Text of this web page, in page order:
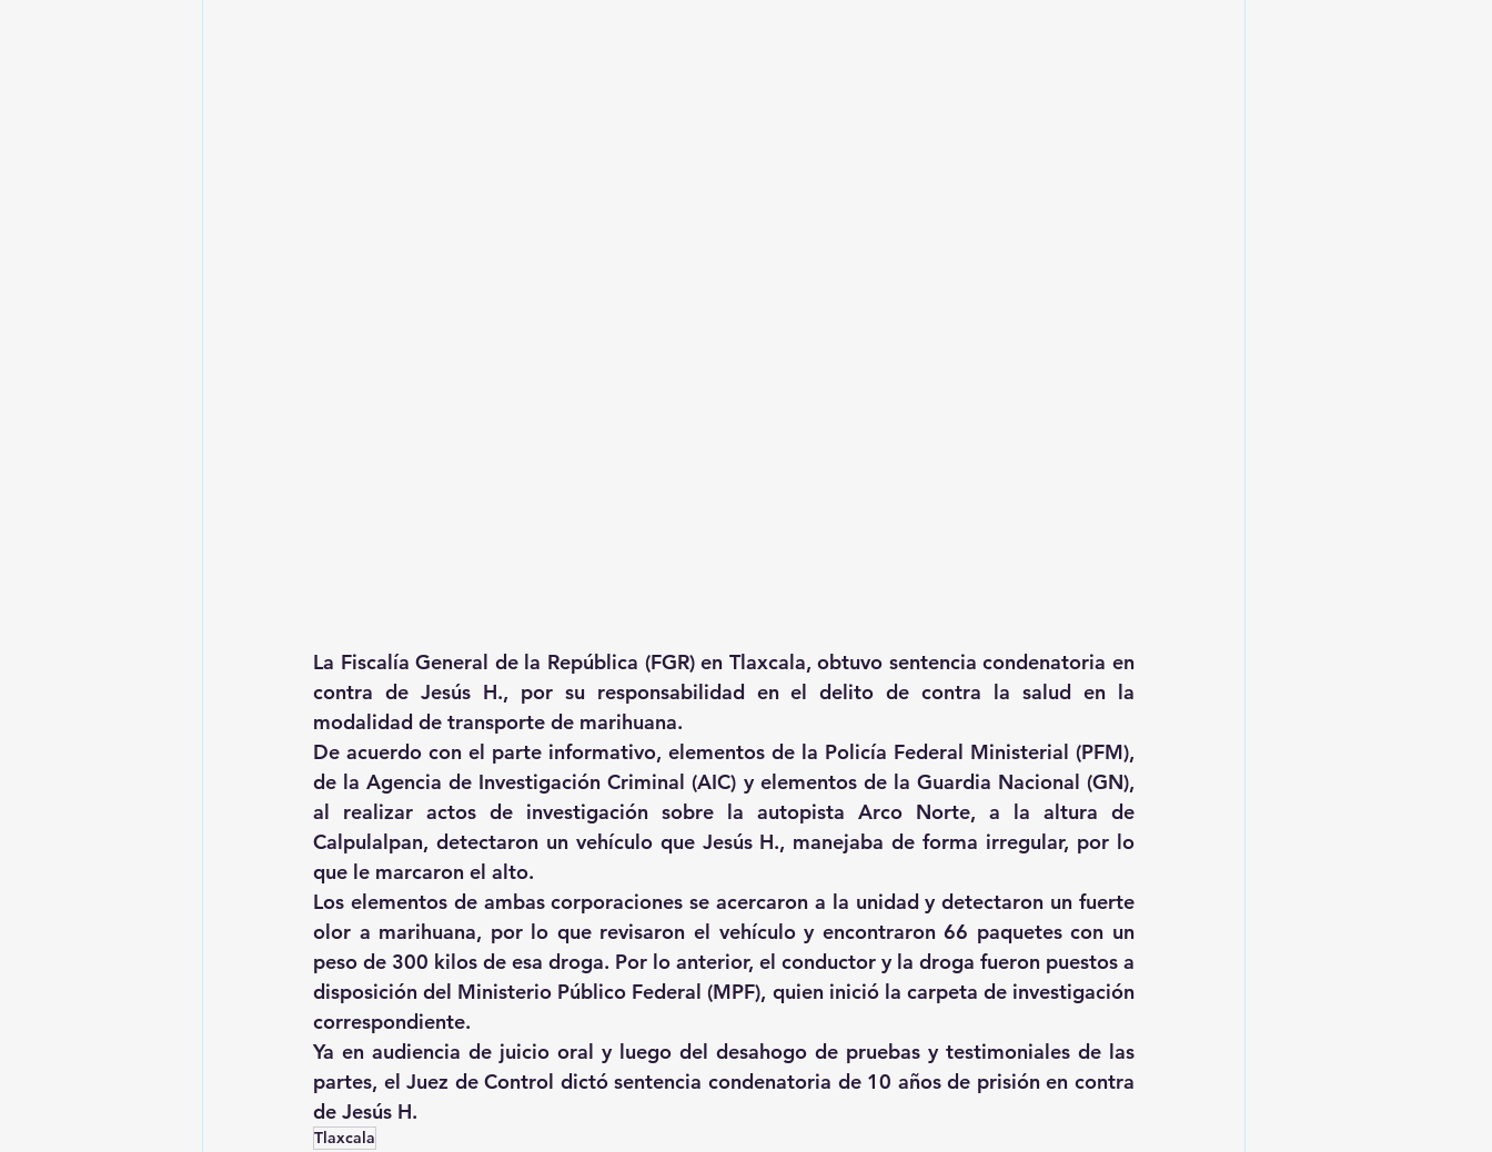
La Fiscalía General de la República (FGR) en Tlaxcala, obtuvo sentencia condenatoria en
contra de Jesús H., por su responsabilidad en el delito de contra la salud en la
modalidad de transporte de marihuana.
De acuerdo con el parte informativo, elementos de la Policía Federal Ministerial (PFM),
de la Agencia de Investigación Criminal (AIC) y elementos de la Guardia Nacional (GN),
al realizar actos de investigación sobre la autopista Arco Norte, a la altura de
Calpulalpan, detectaron un vehículo que Jesús H., manejaba de forma irregular, por lo
que le marcaron el alto.
Los elementos de ambas corporaciones se acercaron a la unidad y detectaron un fuerte
olor a marihuana, por lo que revisaron el vehículo y encontraron 66 paquetes con un
peso de 300 kilos de esa droga. Por lo anterior, el conductor y la droga fueron puestos a
disposición del Ministerio Público Federal (MPF), quien inició la carpeta de investigación
correspondiente.
Ya en audiencia de juicio oral y luego del desahogo de pruebas y testimoniales de las
partes, el Juez de Control dictó sentencia condenatoria de 10 años de prisión en contra
de Jesús H.
Tlaxcala